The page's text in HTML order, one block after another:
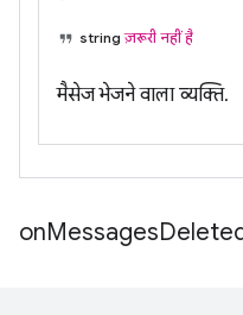
stringज़रूरी नहीं है
मैसेज भेजने वाला व्यक्ति.
onMessages